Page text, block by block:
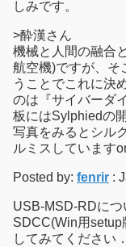
しみです。
>酔漢さん
機械と人間の融合
航空機)ですが、そ
うことでこれに決
のは『サイバーダ
板にはSylphiedの
写真をみるとシル
ルミスしています
Posted by: fenrir :
USB-MSD-RDに
SDCC(Win用
してみてください．